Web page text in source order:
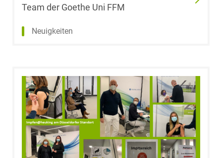
Team der Goethe Uni FFM
Neuigkeiten